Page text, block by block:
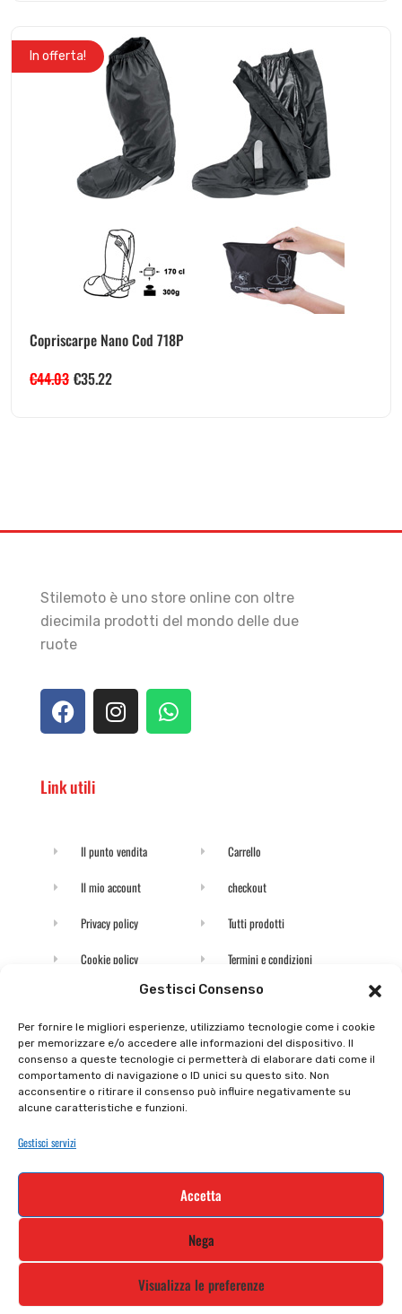
Gestisci Consenso
Per fornire le migliori esperienze, utilizziamo tecnologie come i cookie
per memorizzare e/o accedere alle informazioni del dispositivo. Il
consenso a queste tecnologie ci permetterà di elaborare dati come il
comportamento di navigazione o ID unici su questo sito. Non
acconsentire o ritirare il consenso può influire negativamente su
alcune caratteristiche e funzioni.
Gestisci servizi
Accetta
Nega
Visualizza le preferenze
In offerta!
Copriscarpe Nano Cod 718P
€44.03 €35.22
Stilemoto è uno store online con oltre
diecimila prodotti del mondo delle due
ruote
Link utili
Il punto vendita
Il mio account
Privacy policy
Cookie policy
Supporto e contatti
Carrello
checkout
Tutti prodotti
Termini e condizioni
Resi e rimborsi
Newsletter
Iscriviti alla nostra newsletter e rimani
STILE MOTO DI ALBANI LORETTA VIA A. CRESPI, 224, 24045 FARA
GERA D’ADDA BG TEL: 0363 399792 EMAIL: INFO@STILEMOTO.IT
Copyright © 2021 Stilemoto All Rights Reserved.